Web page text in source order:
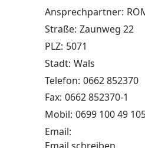
Ansprechpartner:
Straße: Zaunweg 22
PLZ: 5071
Stadt: Wals
Telefon: 0662 852370
Fax: 0662 852370-1
Mobil: 0699 100 49
Email: